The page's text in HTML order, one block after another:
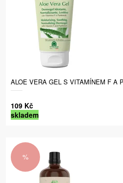
ALOE VERA GEL S VITAMÍNEM F A
109 Kč
skladem
%